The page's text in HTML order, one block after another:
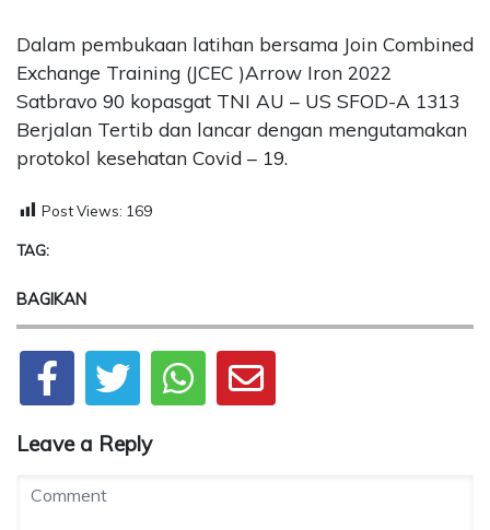
Dalam pembukaan latihan bersama Join Combined
Exchange Training (JCEC )Arrow Iron 2022
Satbravo 90 kopasgat TNI AU – US SFOD-A 1313
Berjalan Tertib dan lancar dengan mengutamakan
protokol kesehatan Covid – 19.
Post Views: 169
TAG:
BAGIKAN
Leave a Reply